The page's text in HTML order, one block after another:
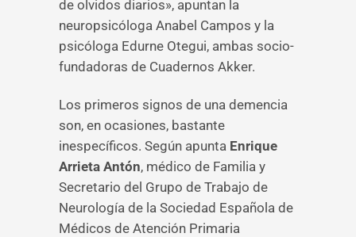
de olvidos diarios», apuntan la
neuropsicóloga Anabel Campos y la
psicóloga Edurne Otegui, ambas socio-
fundadoras de Cuadernos Akker.
Los primeros signos de una demencia
son, en ocasiones, bastante
inespecíficos. Según apunta Enrique
Arrieta Antón, médico de Familia y
Secretario del Grupo de Trabajo de
Neurología de la Sociedad Española de
Médicos de Atención Primaria